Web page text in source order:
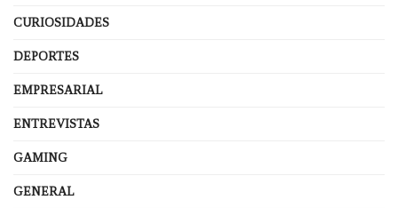
CURIOSIDADES
DEPORTES
EMPRESARIAL
ENTREVISTAS
GAMING
GENERAL